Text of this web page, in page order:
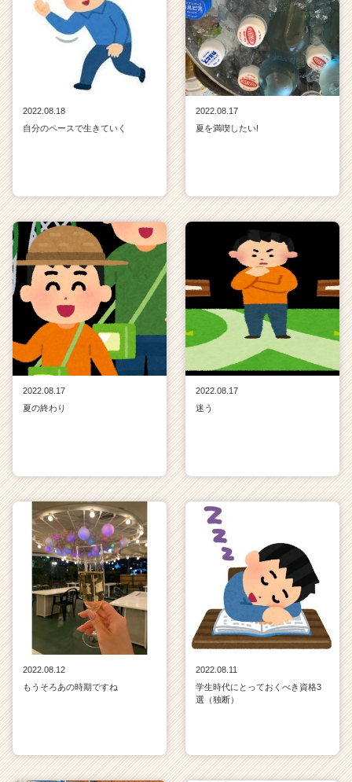
2022.08.18
自分のペースで生きていく
2022.08.17
夏を満喫したい!
2022.08.17
夏の終わり
2022.08.17
迷う
2022.08.12
もうそろあの時期ですね
2022.08.11
学生時代にとっておくべき資格3
選（独断）